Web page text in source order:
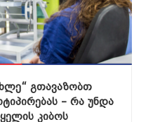
გთავაზობთ
– რა უნდა
კიბოს